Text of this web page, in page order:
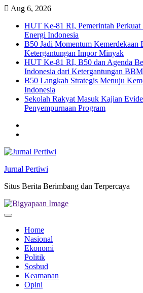
Skip
content
Aug 6, 2026
HUT Ke-81 RI, Pemerintah Perkuat
Energi Indonesia
B50 Jadi Momentum Kemerdekaan
Ketergantungan Impor Minyak
HUT Ke-81 RI, B50 dan Agenda
Indonesia dari Ketergantungan
B50 Langkah Strategis Menuju
Indonesia
Sekolah Rakyat Masuk Kajian
Penyempurnaan Program
Jurnal Pertiwi
Situs Berita Berimbang dan Terpercaya
Home
Nasional
Ekonomi
Politik
Sosbud
Keamanan
Opini